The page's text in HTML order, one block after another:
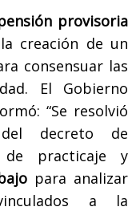
provisoria
creación de un
consensuar las
El Gobierno
“Se resolvió
decreto de
de practicaje y
para analizar
a la